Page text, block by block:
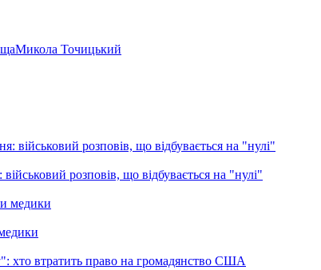
Микола Точицький
розповів, що відбувається на "нулі"